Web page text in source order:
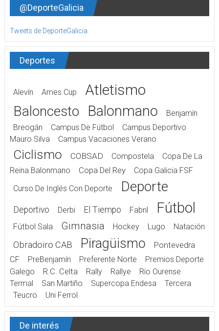
@DeporteGalicia
Tweets de DeporteGalicia
Deportes
Alevín Ames Cup Atletismo
Baloncesto Balonmano
Benjamín
Breogán
Campus De Fútbol
Campus Deportivo
Mauro Silva
Campus Vacaciones Verano
Ciclismo COBSAD Compostela
Copa De La
Reina Balonmano
Copa Del Rey
Copa Galicia FSF
Curso De Inglés Con Deporte
Deporte
Deportivo Derbi El Tiempo Fabril Fútbol
Fútbol Sala Gimnasia Hockey Lugo Natación
Obradoiro CAB Piragüismo
Pontevedra
CF
PreBenjamín Preferente Norte
Premios Deporte
Galego
R.C. Celta Rally Rallye
Río Ourense
Termal
San Martiño Supercopa Endesa
Tercera
Teucro
Uni Ferrol
De interés